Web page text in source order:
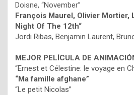
Doisne, “November”
François Maurel, Olivier Mortier,
Night Of The 12th“
Jordi Ribas, Benjamin Laurent,
MEJOR PELÍCULA DE
“Ernest et Célestine: le voyage en
“Ma famille afghane”
“Le petit Nicolas”